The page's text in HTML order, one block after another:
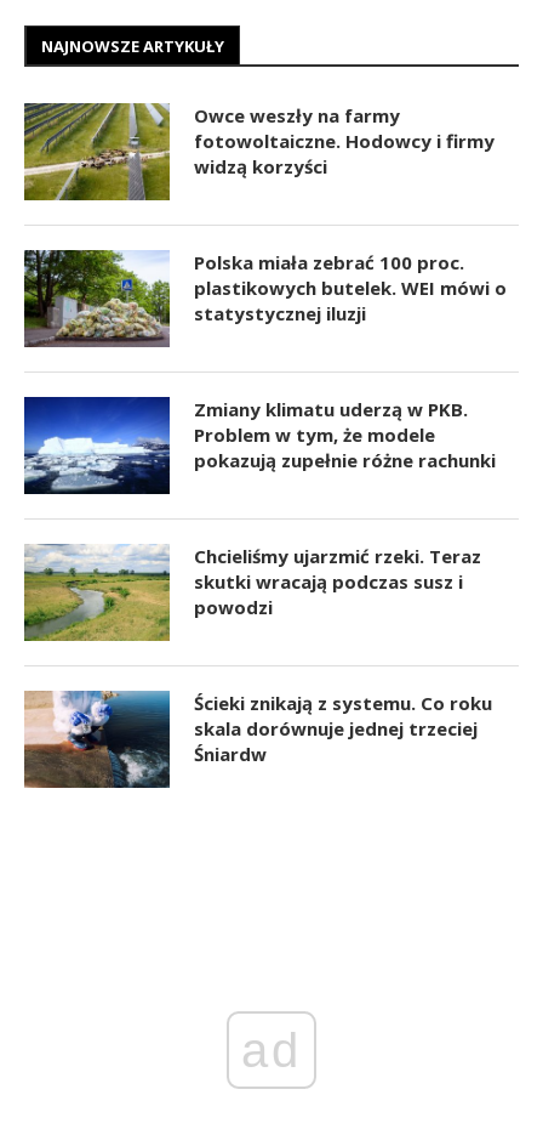
NAJNOWSZE ARTYKUŁY
Owce weszły na farmy
fotowoltaiczne. Hodowcy i firmy
widzą korzyści
Polska miała zebrać 100 proc.
plastikowych butelek. WEI mówi o
statystycznej iluzji
Zmiany klimatu uderzą w PKB.
Problem w tym, że modele
pokazują zupełnie różne rachunki
Chcieliśmy ujarzmić rzeki. Teraz
skutki wracają podczas susz i
powodzi
Ścieki znikają z systemu. Co roku
skala dorównuje jednej trzeciej
Śniardw
ad